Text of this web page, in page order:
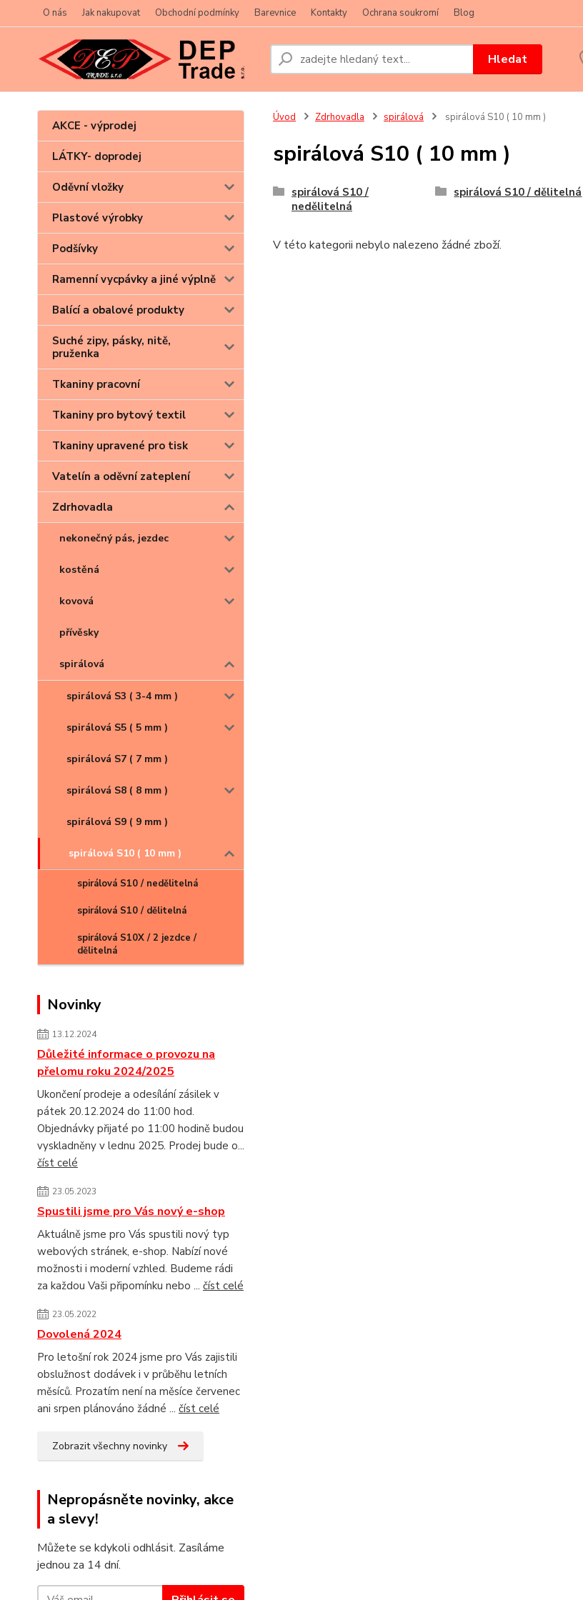
O nás Jak nakupovat Obchodní podmínky Barevnice Kontakty Ochrana soukromí Blog
Hledat
AKCE - výprodej
LÁTKY- doprodej
Oděvní vložky
Plastové výrobky
Podšívky
Ramenní vycpávky a jiné výplně
Balící a obalové produkty
Suché zipy, pásky, nitě,
pruženka
Tkaniny pracovní
Tkaniny pro bytový textil
Tkaniny upravené pro tisk
Vatelín a oděvní zateplení
Zdrhovadla
nekonečný pás, jezdec
kostěná
kovová
přívěsky
spirálová
spirálová S3 ( 3-4 mm )
spirálová S5 ( 5 mm )
spirálová S7 ( 7 mm )
spirálová S8 ( 8 mm )
spirálová S9 ( 9 mm )
spirálová S10 ( 10 mm )
spirálová S10 / nedělitelná
spirálová S10 / dělitelná
spirálová S10X / 2 jezdce /
dělitelná
Novinky
13.12.2024
Důležité informace o provozu na
přelomu roku 2024/2025
Ukončení prodeje a odesílání zásilek v
pátek 20.12.2024 do 11:00 hod.
Objednávky přijaté po 11:00 hodině budou
vyskladněny v lednu 2025. Prodej bude o...
číst celé
23.05.2023
Spustili jsme pro Vás nový e-shop
Aktuálně jsme pro Vás spustili nový typ
webových stránek, e-shop. Nabízí nové
možnosti i moderní vzhled. Budeme rádi
za každou Vaši připomínku nebo ... číst celé
23.05.2022
Dovolená 2024
Pro letošní rok 2024 jsme pro Vás zajistili
obslužnost dodávek i v průběhu letních
měsíců. Prozatím není na měsíce červenec
ani srpen plánováno žádné ... číst celé
Zobrazit všechny novinky
Nepropásněte novinky, akce
a slevy!
Můžete se kdykoli odhlásit. Zasíláme
jednou za 14 dní.
Úvod Zdrhovadla spirálová spirálová S10 ( 10 mm )
spirálová S10 ( 10 mm )
spirálová S10 /
nedělitelná
spirálová S10 / dělitelná
V této kategorii nebylo nalezeno žádné zboží.